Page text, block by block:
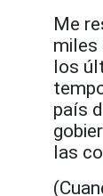
Me
miles
los
país
las